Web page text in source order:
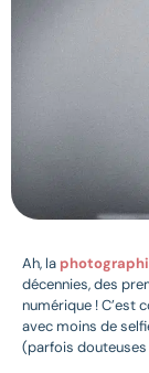
Ah, la
décennies, des
numérique ! C’est
avec moins de
(parfois douteuses